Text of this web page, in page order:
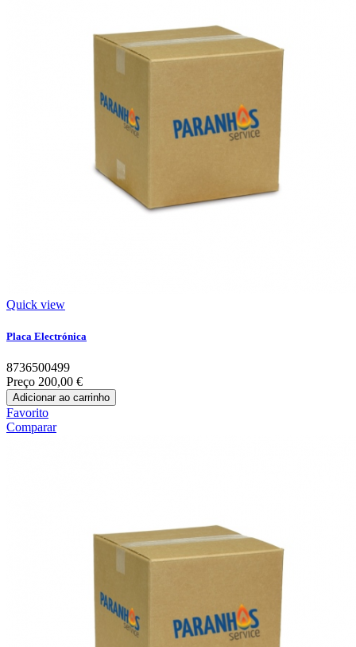
Quick view
Placa Electrónica
8736500499
Preço 200,00 €
Adicionar ao carrinho
Favorito
Comparar